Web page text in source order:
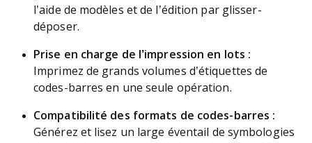
l’aide de modèles et de l’édition par glisser-
déposer.
Prise en charge de l’impression en lots :
Imprimez de grands volumes d’étiquettes de
codes-barres en une seule opération.
Compatibilité des formats de codes-barres :
Générez et lisez un large éventail de symbologies